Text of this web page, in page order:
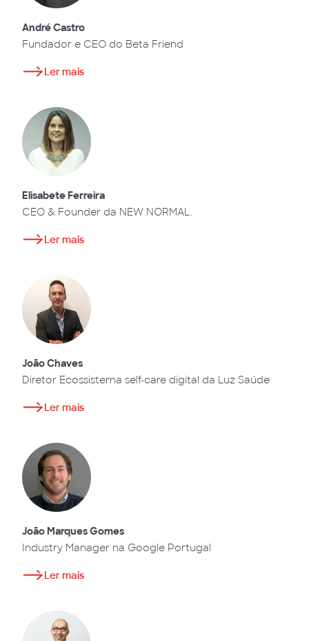
André Castro
Fundador e CEO do Beta Friend
Ler mais
Elisabete Ferreira
CEO & Founder da NEW NORMAL.
Ler mais
João Chaves
Diretor Ecossistema self-care digital da Luz Saúde
Ler mais
João Marques Gomes
Industry Manager na Google Portugal
Ler mais